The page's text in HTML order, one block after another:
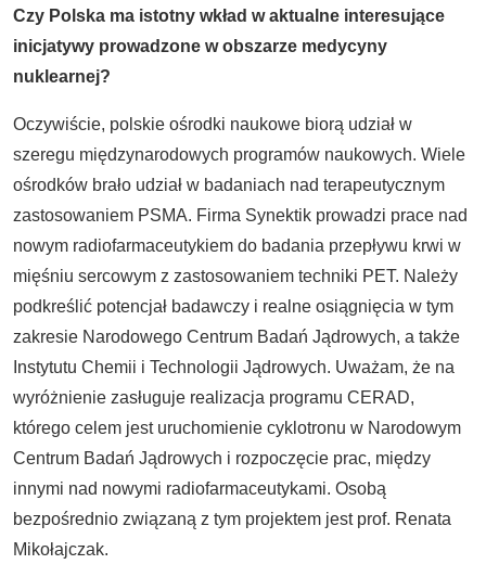
Czy Polska ma istotny wkład w aktualne interesujące
inicjatywy prowadzone w obszarze medycyny
nuklearnej?
Oczywiście, polskie ośrodki naukowe biorą udział w
szeregu międzynarodowych programów naukowych. Wiele
ośrodków brało udział w badaniach nad terapeutycznym
zastosowaniem PSMA. Firma Synektik prowadzi prace nad
nowym radiofarmaceutykiem do badania przepływu krwi w
mięśniu sercowym z zastosowaniem techniki PET. Należy
podkreślić potencjał badawczy i realne osiągnięcia w tym
zakresie Narodowego Centrum Badań Jądrowych, a także
Instytutu Chemii i Technologii Jądrowych. Uważam, że na
wyróżnienie zasługuje realizacja programu CERAD,
którego celem jest uruchomienie cyklotronu w Narodowym
Centrum Badań Jądrowych i rozpoczęcie prac, między
innymi nad nowymi radiofarmaceutykami. Osobą
bezpośrednio związaną z tym projektem jest prof. Renata
Mikołajczak.